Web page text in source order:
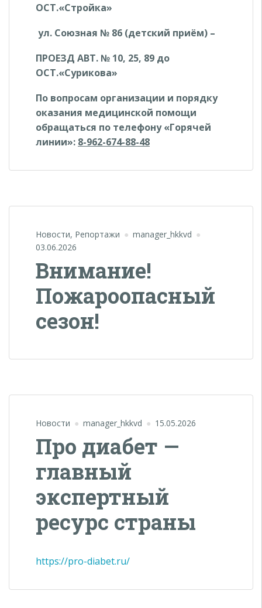
ОСТ.«Стройка»
ул. Союзная № 86 (детский приём) –
ПРОЕЗД АВТ. № 10, 25, 89 до
ОСТ.«Сурикова»
По вопросам организации и порядку
оказания медицинской помощи
обращаться по телефону «Горячей
линии»: 8-962-674-88-48
Новости, Репортажи
manager_hkkvd
03.06.2026
Внимание!
Пожароопасный
сезон!
Новости manager_hkkvd 15.05.2026
Про диабет —
главный
экспертный
ресурс страны
https://pro-diabet.ru/